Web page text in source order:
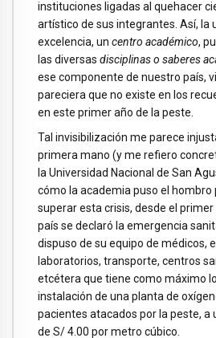
instituciones ligadas al quehacer
artístico de sus integrantes. Así, la
excelencia, un centro académico,
las diversas disciplinas o saberes
ese componente de nuestro país,
pareciera que no existe en los
en este primer año de la peste.
Tal invisibilización me parece
primera mano (y me refiero
la Universidad Nacional de San
cómo la academia puso el hombro
superar esta crisis, desde el
país se declaró la emergencia
dispuso de su equipo de médicos,
laboratorios, transporte, centros
etcétera que tiene como máximo
instalación de una planta de
pacientes atacados por la peste, a
de S/ 4.00 por metro cúbico.